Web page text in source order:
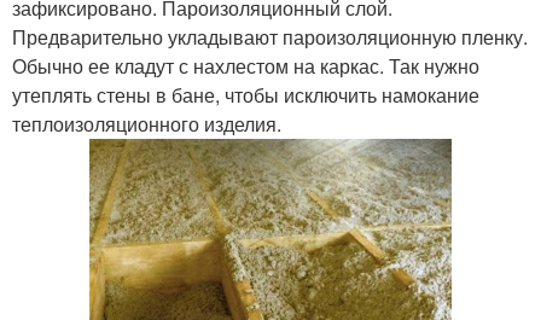
зафиксировано. Пароизоляционный слой.
Предварительно укладывают пароизоляционную пленку.
Обычно ее кладут с нахлестом на каркас. Так нужно
утеплять стены в бане, чтобы исключить намокание
теплоизоляционного изделия.